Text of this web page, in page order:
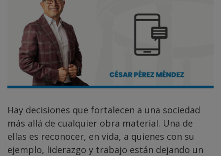
Hay decisiones que fortalecen a una sociedad
más allá de cualquier obra material. Una de
ellas es reconocer, en vida, a quienes con su
ejemplo, liderazgo y trabajo están dejando un